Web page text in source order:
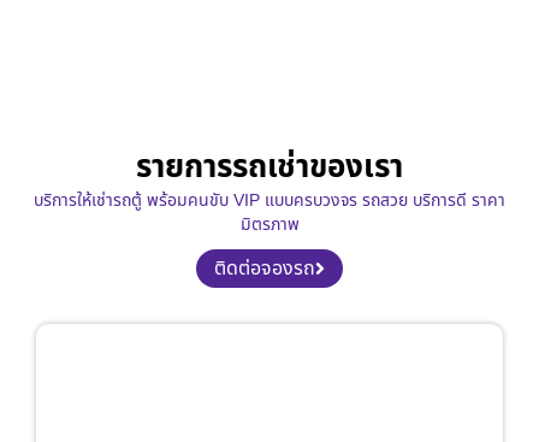
รายการรถเช่าของเรา
บริการให้เช่ารถตู้ พร้อมคนขับ VIP แบบครบวงจร รถสวย บริการดี ราคา
มิตรภาพ
ติดต่อจองรถ